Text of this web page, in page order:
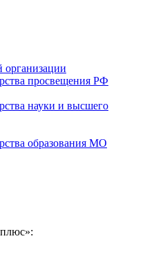
организации
просвещения РФ
науки и высшего
образования МО